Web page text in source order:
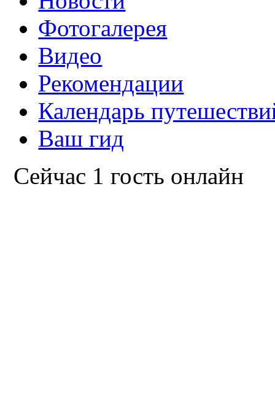
Фотогалерея
Видео
Рекомендации
Календарь
Ваш гид
Сейчас 1 гость онлайн